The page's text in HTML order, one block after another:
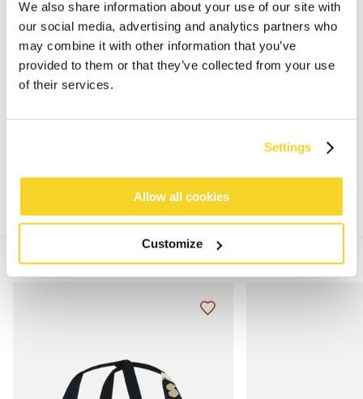
We also share information about your use of our site with
our social media, advertising and analytics partners who
may combine it with other information that you’ve
provided to them or that they’ve collected from your use
of their services.
Settings
Allow all cookies
Customize
100% Baumwolle
Verstellbare Schultergurte
Einheitsgröße: passt mit Größe 36 - Größe 42
Rückenlänge in der Mitte gemessen, exkl.
Gummizug: 107 cm
MIX & MATCH